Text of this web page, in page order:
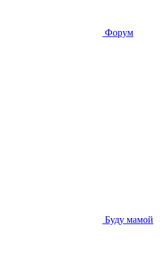
Форум
Буду мамой